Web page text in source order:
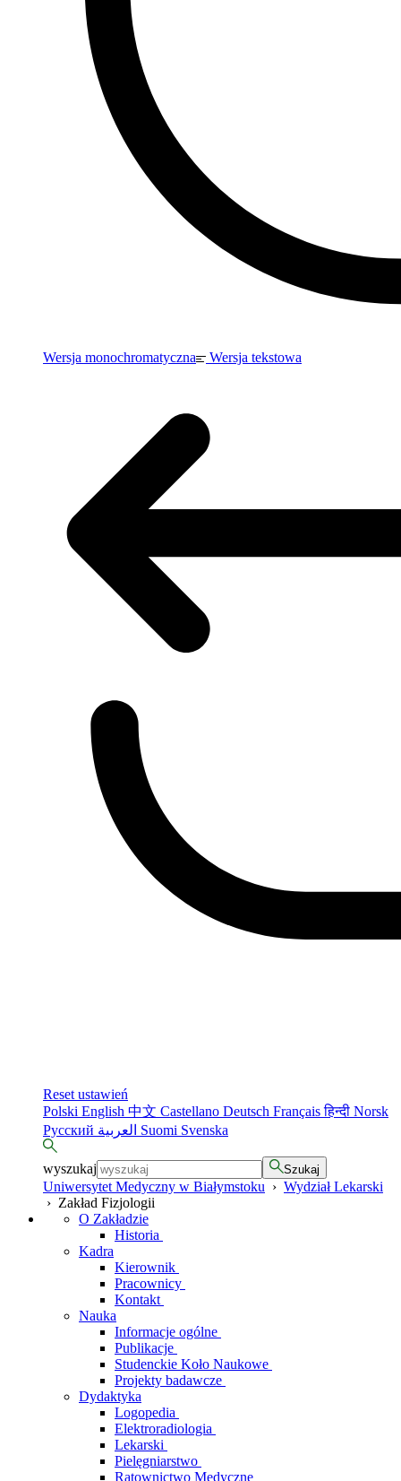
Wersja monochromatyczna Wersja tekstowa
Reset ustawień
Polski English 中文 Castellano Deutsch Françaisहिन्दी Norsk
Русский
Suomi Svenska
wyszukaj Szukaj
Uniwersytet Medyczny w Białymstoku › Wydział Lekarski
› Zakład Fizjologii
O Zakładzie
Historia
Kadra
Kierownik
Pracownicy
Kontakt
Nauka
Informacje ogólne
Publikacje
Studenckie Koło Naukowe
Projekty badawcze
Dydaktyka
Logopedia
Elektroradiologia
Lekarski
Pielęgniarstwo
Ratownictwo Medyczne